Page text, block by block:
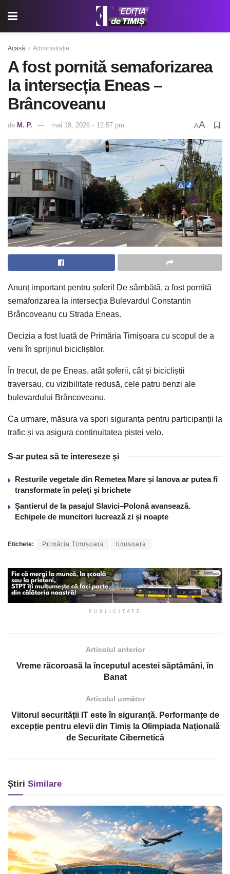
Acasă Administrație
A fost pornită semaforizarea
la intersecția Eneas –
Brâncoveanu
de M. P. mai 18, 2026 ◦ 12:57 pm AA
Anunț important pentru șoferi! De sâmbătă, a fost pornită
semaforizarea la intersecția Bulevardul Constantin
Brâncoveanu cu Strada Eneas.
Decizia a fost luată de Primăria Timișoara cu scopul de a
veni în sprijinul bicicliștilor.
În trecut, de pe Eneas, atât șoferii, cât și bicicliștii
traversau, cu vizibilitate redusă, cele patru benzi ale
bulevardului Brâncoveanu.
Ca urmare, măsura va spori siguranța pentru participanții la
trafic și va asigura continuitatea pistei velo.
S-ar putea să te intereseze și
Resturile vegetale din Remetea Mare și Ianova ar putea fi
transformate în peleți și brichete
Șantierul de la pasajul Slavici–Polonă avansează.
Echipele de muncitori lucrează zi și noapte
Etichete: Primăria Timișoara timisoara
PUBLICITATE
Articolul anterior
Vreme răcoroasă la începutul acestei săptămâni, în
Banat
Articolul următor
Viitorul securității IT este în siguranță. Performanțe de
excepție pentru elevii din Timiș la Olimpiada Națională
de Securitate Cibernetică
Știri Similare